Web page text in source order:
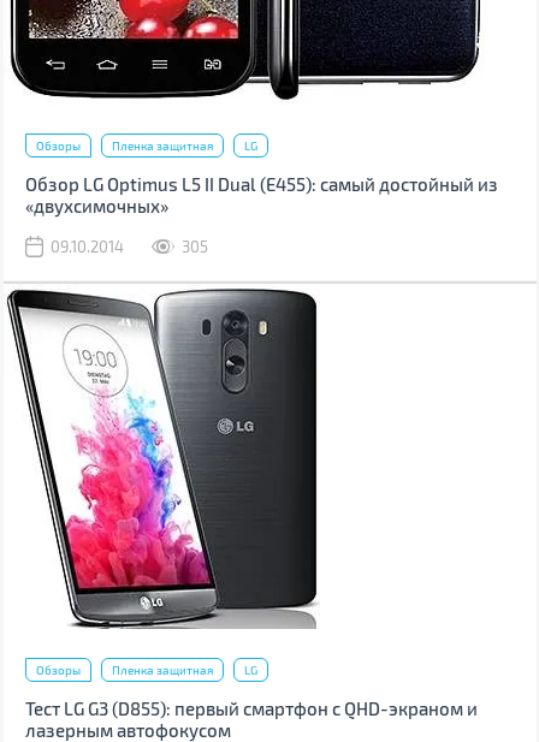
Обзоры Пленка защитная LG
Обзор LG Optimus L5 II Dual (Е455): самый достойный из
«двухсимочных»
09.10.2014 305
Обзоры Пленка защитная LG
Тест LG G3 (D855): первый смартфон с QHD-экраном и
лазерным автофокусом